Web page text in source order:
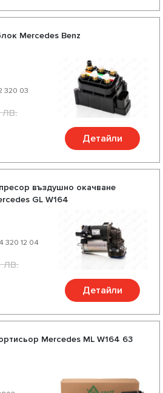
Mercedes Benz
320 03
Детайли
въздушно окачване
GL W164
320 12 04
Детайли
Mercedes ML W164 63